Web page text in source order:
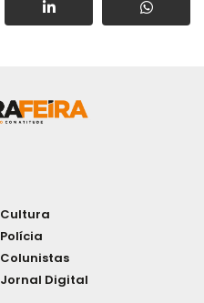
Cultura
Polícia
Colunistas
Jornal Digital